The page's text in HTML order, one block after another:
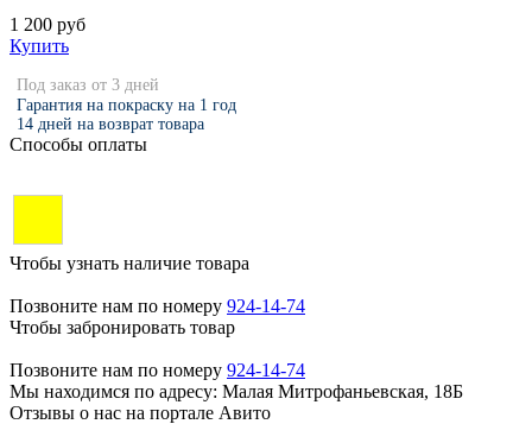
1 200 руб
Купить
Под заказ от 3 дней
Гарантия на покраску на 1 год
14 дней на возврат товара
Способы оплаты
Чтобы узнать наличие товара
Позвоните нам по номеру 924-14-74
Чтобы забронировать товар
Позвоните нам по номеру 924-14-74
Мы находимся по адресу: Малая Митрофаньевская, 18Б
Отзывы о нас на портале Авито